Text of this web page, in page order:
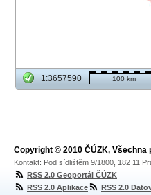
1:3657590 100 km
Copyright © 2010 ČÚZK, Všechna
Kontakt: Pod sídlištěm 9/1800, 182 11
RSS 2.0 Geoportál ČÚZK
RSS 2.0 Aplikace
RSS 2.0